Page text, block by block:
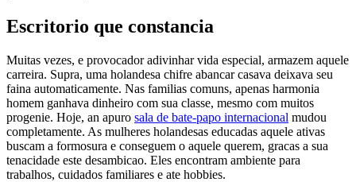
Escritorio que constancia
Muitas vezes, e provocador adivinhar vida especial, armazem aquele
carreira. Supra, uma holandesa chifre abancar casava deixava seu
faina automaticamente. Nas familias comuns, apenas harmonia
homem ganhava dinheiro com sua classe, mesmo com muitos
progenie. Hoje, an apuro sala de bate-papo internacional mudou
completamente. As mulheres holandesas educadas aquele ativas
buscam a formosura e conseguem o aquele querem, gracas a sua
tenacidade este desambicao. Eles encontram ambiente para
trabalhos, cuidados familiares e ate hobbies.